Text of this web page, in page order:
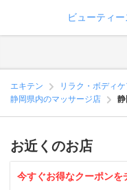
ビューティ
エキテン リラク・ボディケ
静岡県内のマッサージ店
お近くのお店
今すぐお得なクーポンを